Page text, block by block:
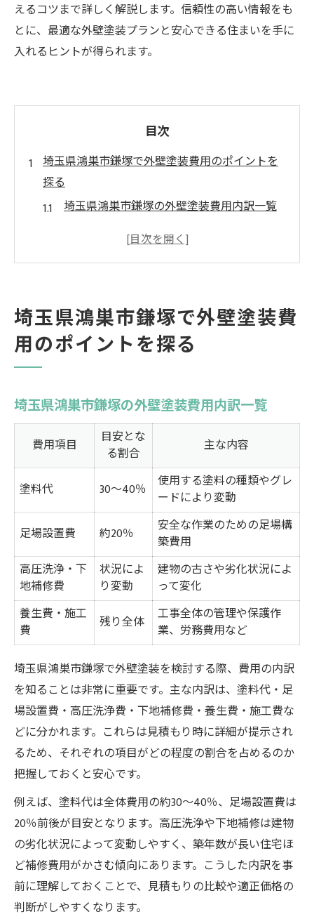
えるコツまで詳しく解説します。信頼性の高い情報をも
とに、最適な外壁塗装プランと安心できる住まいを手に
入れるヒントが得られます。
目次
埼玉県鴻巣市鎌塚で外壁塗装費用のポイントを
探る
埼玉県鴻巣市鎌塚の外壁塗装費用内訳一覧
外壁塗装費用を左右する要素とは
外壁塗装の価格相場を知って賢く選ぶコツ
価格相場早見表で外壁塗装費用を比較
坪数別・面積別の費用目安をチェック
価格相場から外壁塗装プランを考える
費用相場を知ることで選び方が変わる
費用を抑えて安心の塗装を手に入れる方法
外壁塗装でコストダウンを実現する方法
塗料選びで費用と耐久性を両立させる
補助金や助成金の活用ポイントまとめ
費用削減に役立つタイミングの見極め
安心感を得るための業者選びのコツ
鴻巣市鎌塚で失敗しない外壁塗装の見極め方
外壁塗装業者選びの重要チェック項目
失敗しないための見積もり比較術
口コミや評判から得る信頼性の見極め
見極め力を高める外壁塗装のポイント
業者との相談で確認すべき事項一覧
適正な外壁塗装費用を判断する秘訣
適正費用を知るための比較ポイント表
見積もり項目ごとに費用を理解しよう
外壁塗装費用の妥当性を見極める方法
費用の内訳で見落としがちな注意点
納得できる費用設定の基準を解説
塗装費用節約テクニックと選び方の注意点
埼玉県鴻巣市鎌塚で外壁塗装費
用のポイントを探る
埼玉県鴻巣市鎌塚の外壁塗装費用内訳一覧
費用項目
目安とな
る割合
主な内容
塗料代 30〜40％
使用する塗料の種類やグレ
ードにより変動
足場設置費
約20％
安全な作業のための足場構
築費用
高圧洗浄・下
地補修費
状況によ
り変動
建物の古さや劣化状況によ
って変化
養生費・施工
費
残り全体
工事全体の管理や保護作
業、労務費用など
埼玉県鴻巣市鎌塚で外壁塗装を検討する際、費用の内訳
を知ることは非常に重要です。主な内訳は、塗料代・足
場設置費・高圧洗浄費・下地補修費・養生費・施工費な
どに分かれます。これらは見積もり時に詳細が提示され
るため、それぞれの項目がどの程度の割合を占めるのか
把握しておくと安心です。
例えば、塗料代は全体費用の約30〜40％、足場設置費は
20％前後が目安となります。高圧洗浄や下地補修は建物
の劣化状況によって変動しやすく、築年数が長い住宅ほ
ど補修費用がかさむ傾向にあります。こうした内訳を事
前に理解しておくことで、見積もりの比較や適正価格の
判断がしやすくなります。